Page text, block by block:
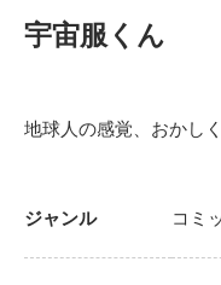
宇宙服くん
地球人の感覚、おかし
ジャンル コミ